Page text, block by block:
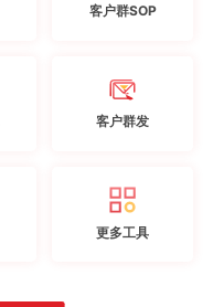
客户群SOP
客户群发
更多工具